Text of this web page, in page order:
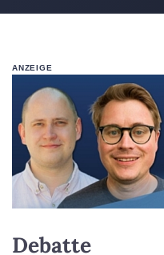
ANZEIGE
Debatte